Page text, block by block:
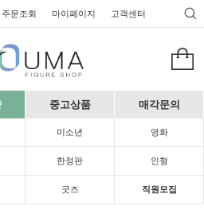
주문조회 마이페이지 고객센터
중고상품 매각문의
미소년 영화
한정판 인형
굿즈 직원모집